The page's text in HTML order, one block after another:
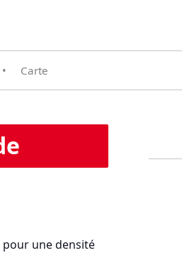
• Carte
pour une densité